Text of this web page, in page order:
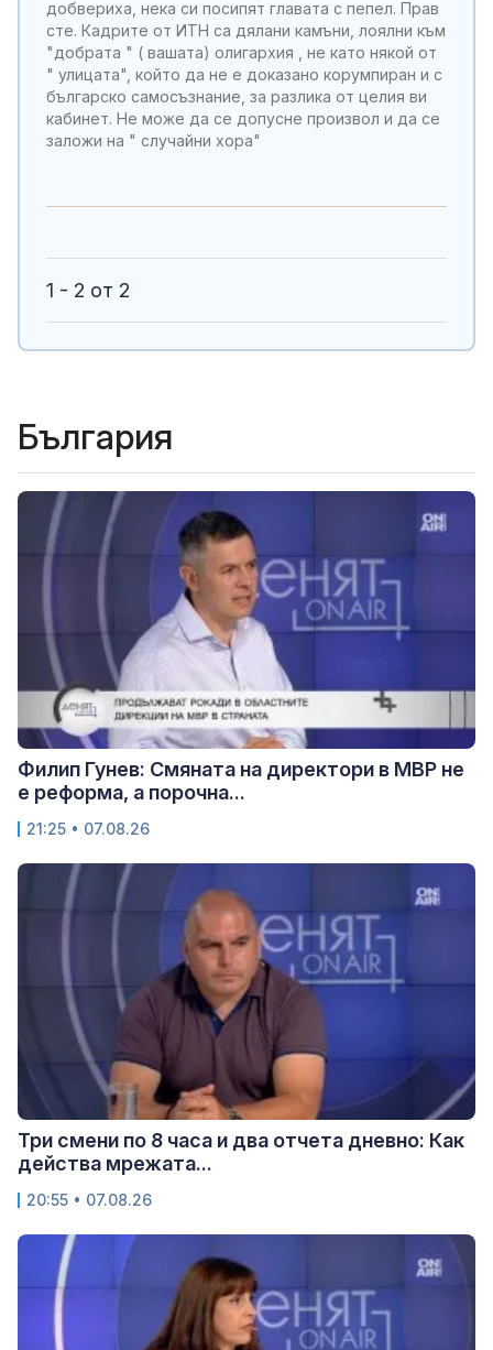
добвериха, нека си посипят главата с пепел. Прав
сте. Кадрите от ИТН са дялани камъни, лоялни към
"добрата " ( вашата) олигархия , не като някой от
" улицата", който да не е доказано корумпиран и с
българско самосъзнание, за разлика от целия ви
кабинет. Не може да се допусне произвол и да се
заложи на " случайни хора"
1 - 2 от 2
България
Филип Гунев: Смяната на директори в МВР не
е реформа, а порочна...
21:25 • 07.08.26
Три смени по 8 часа и два отчета дневно: Как
действа мрежата...
20:55 • 07.08.26